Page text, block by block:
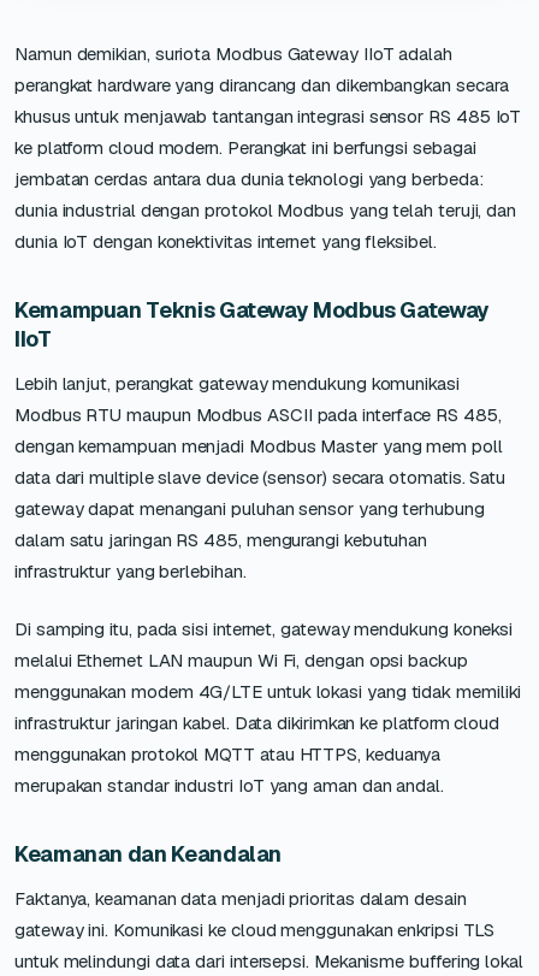
Namun demikian, suriota Modbus Gateway IIoT adalah
perangkat hardware yang dirancang dan dikembangkan secara
khusus untuk menjawab tantangan integrasi sensor RS 485 IoT
ke platform cloud modern. Perangkat ini berfungsi sebagai
jembatan cerdas antara dua dunia teknologi yang berbeda:
dunia industrial dengan protokol Modbus yang telah teruji, dan
dunia IoT dengan konektivitas internet yang fleksibel.
Kemampuan Teknis Gateway Modbus Gateway
IIoT
Lebih lanjut, perangkat gateway mendukung komunikasi
Modbus RTU maupun Modbus ASCII pada interface RS 485,
dengan kemampuan menjadi Modbus Master yang mem poll
data dari multiple slave device (sensor) secara otomatis. Satu
gateway dapat menangani puluhan sensor yang terhubung
dalam satu jaringan RS 485, mengurangi kebutuhan
infrastruktur yang berlebihan.
Di samping itu, pada sisi internet, gateway mendukung koneksi
melalui Ethernet LAN maupun Wi Fi, dengan opsi backup
menggunakan modem 4G/LTE untuk lokasi yang tidak memiliki
infrastruktur jaringan kabel. Data dikirimkan ke platform cloud
menggunakan protokol MQTT atau HTTPS, keduanya
merupakan standar industri IoT yang aman dan andal.
Keamanan dan Keandalan
Faktanya, keamanan data menjadi prioritas dalam desain
gateway ini. Komunikasi ke cloud menggunakan enkripsi TLS
untuk melindungi data dari intersepsi. Mekanisme buffering lokal